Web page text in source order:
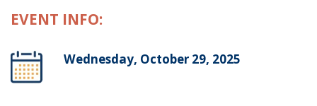
EVENT INFO:
Wednesday, October 29, 2025